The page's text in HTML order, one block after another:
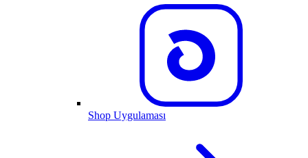
Shop Uygulaması